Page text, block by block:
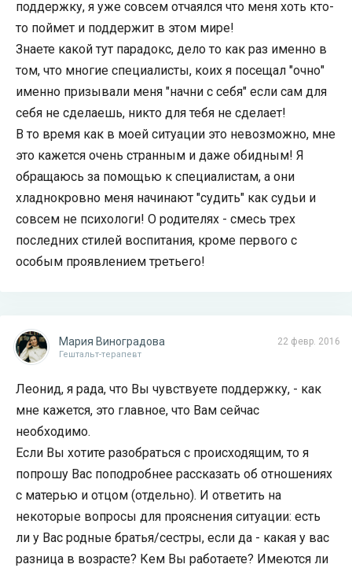
поддержку, я уже совсем отчаялся что меня хоть кто-
то поймет и поддержит в этом мире!
Знаете какой тут парадокс, дело то как раз именно в
том, что многие специалисты, коих я посещал "очно"
именно призывали меня "начни с себя" если сам для
себя не сделаешь, никто для тебя не сделает!
В то время как в моей ситуации это невозможно, мне
это кажется очень странным и даже обидным! Я
обращаюсь за помощью к специалистам, а они
хладнокровно меня начинают "судить" как судьи и
совсем не психологи! О родителях - смесь трех
последних стилей воспитания, кроме первого с
особым проявлением третьего!
22 февр. 2016
Мария Виноградова
Гештальт-терапевт
Леонид, я рада, что Вы чувствуете поддержку, - как
мне кажется, это главное, что Вам сейчас
необходимо.
Если Вы хотите разобраться с происходящим, то я
попрошу Вас поподробнее рассказать об отношениях
с матерью и отцом (отдельно). И ответить на
некоторые вопросы для прояснения ситуации: есть
ли у Вас родные братья/сестры, если да - какая у вас
разница в возрасте? Кем Вы работаете? Имеются ли